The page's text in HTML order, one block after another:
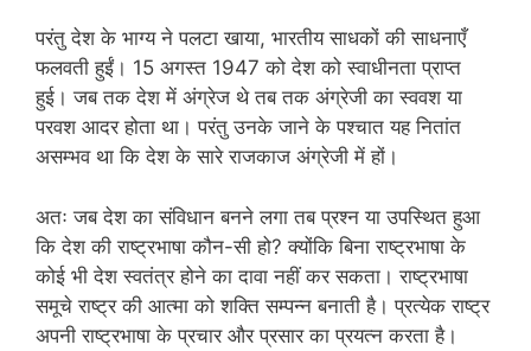
परंतु देश के भाग्य ने पलटा खाया, भारतीय साधकों की साधनाएँ
फलवती हुईं। 15 अगस्त 1947 को देश को स्वाधीनता प्राप्त
हुई। जब तक देश में अंग्रेज थे तब तक अंग्रेजी का स्ववश या
परवश आदर होता था। परंतु उनके जाने के पश्चात यह नितांत
असम्भव था कि देश के सारे राजकाज अंग्रेजी में हों।
अतः जब देश का संविधान बनने लगा तब प्रश्न या उपस्थित हुआ
कि देश की राष्ट्रभाषा कौन-सी हो? क्योंकि बिना राष्ट्रभाषा के
कोई भी देश स्वतंत्र होने का दावा नहीं कर सकता। राष्ट्रभाषा
समूचे राष्ट्र की आत्मा को शक्ति सम्पन्न बनाती है। प्रत्येक राष्ट्र
अपनी राष्ट्रभाषा के प्रचार और प्रसार का प्रयत्न करता है।